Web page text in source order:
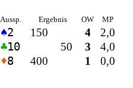
Aussp. Ergebnis OW MP
♠2 150 4
2,0
♣10 50 3
4,0
♦8 400 1 0,0